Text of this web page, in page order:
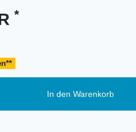
*
In den Warenkorb